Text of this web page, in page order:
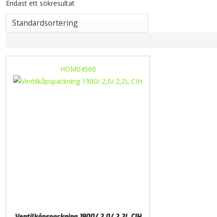
Endast ett sökresultat
HOM04560